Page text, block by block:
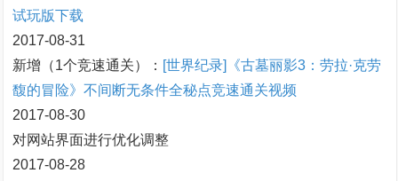
试玩版下载
2017-08-31
新增（1个竞速通关）： [世界纪录]《古墓丽影3：劳拉·克劳
馥的冒险》不间断无条件全秘点竞速通关视频
2017-08-30
对网站界面进行优化调整
2017-08-28